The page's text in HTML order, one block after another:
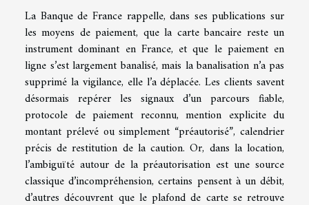
La Banque de France rappelle, dans ses publications sur
les moyens de paiement, que la carte bancaire reste un
instrument dominant en France, et que le paiement en
ligne s’est largement banalisé, mais la banalisation n’a pas
supprimé la vigilance, elle l’a déplacée. Les clients savent
désormais repérer les signaux d’un parcours fiable,
protocole de paiement reconnu, mention explicite du
montant prélevé ou simplement “préautorisé”, calendrier
précis de restitution de la caution. Or, dans la location,
l’ambiguïté autour de la préautorisation est une source
classique d’incompréhension, certains pensent à un débit,
d’autres découvrent que le plafond de carte se retrouve